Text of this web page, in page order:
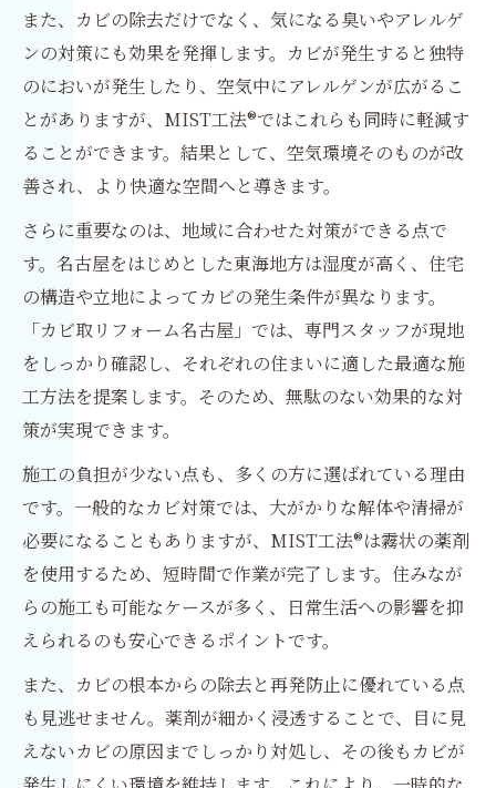
また、カビの除去だけでなく、気になる臭いやアレルゲ
ンの対策にも効果を発揮します。カビが発生すると独特
のにおいが発生したり、空気中にアレルゲンが広がるこ
とがありますが、MIST工法®ではこれらも同時に軽減す
ることができます。結果として、空気環境そのものが改
善され、より快適な空間へと導きます。
さらに重要なのは、地域に合わせた対策ができる点で
す。名古屋をはじめとした東海地方は湿度が高く、住宅
の構造や立地によってカビの発生条件が異なります。
「カビ取リフォーム名古屋」では、専門スタッフが現地
をしっかり確認し、それぞれの住まいに適した最適な施
工方法を提案します。そのため、無駄のない効果的な対
策が実現できます。
施工の負担が少ない点も、多くの方に選ばれている理由
です。一般的なカビ対策では、大がかりな解体や清掃が
必要になることもありますが、MIST工法®は霧状の薬剤
を使用するため、短時間で作業が完了します。住みなが
らの施工も可能なケースが多く、日常生活への影響を抑
えられるのも安心できるポイントです。
また、カビの根本からの除去と再発防止に優れている点
も見逃せません。薬剤が細かく浸透することで、目に見
えないカビの原因までしっかり対処し、その後もカビが